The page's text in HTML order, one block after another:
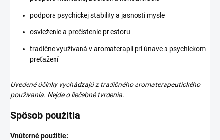
podpora psychickej stability a jasnosti mysle
osvieženie a prečistenie priestoru
tradične využívaná v aromaterapii pri únave a psychickom
preťažení
Uvedené účinky vychádzajú z tradičného aromaterapeutického
používania. Nejde o liečebné tvrdenia.
Spôsob použitia
Vnútorné použitie: